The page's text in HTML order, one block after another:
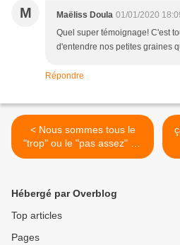
M Maëliss Doula 01/01/2020
Quel super témoignage! C'est
d'entendre nos petites graines
Répondre
< Nous sommes tous le
"trop" ou le "pas assez" de
quelqu'un
Hébergé par Overblog
Top articles
Pages